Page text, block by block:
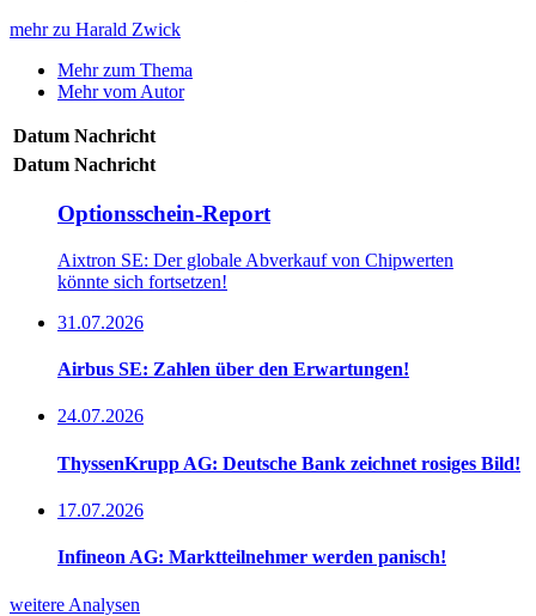
mehr zu Harald Zwick
Mehr zum Thema
Mehr vom Autor
Datum Nachricht
Datum Nachricht
Optionsschein-Report
Aixtron SE: Der globale Abverkauf von Chipwerten
könnte sich fortsetzen!
31.07.2026
Airbus SE: Zahlen über den Erwartungen!
24.07.2026
ThyssenKrupp AG: Deutsche Bank zeichnet rosiges Bild!
17.07.2026
Infineon AG: Marktteilnehmer werden panisch!
weitere Analysen